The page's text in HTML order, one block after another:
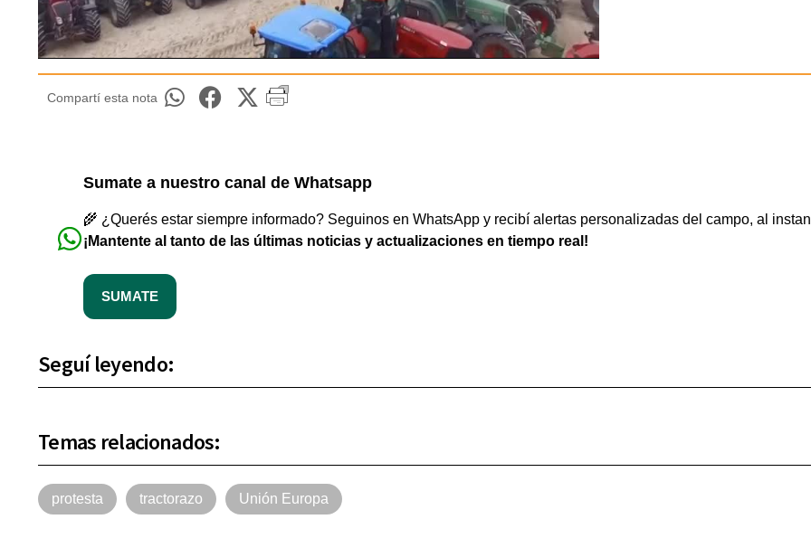
Compartí esta nota
Sumate a nuestro canal de Whatsapp
🌾 ¿Querés estar siempre informado? Seguinos en WhatsApp y recibí alertas personalizadas del campo, al
¡Mantente al tanto de las últimas noticias y actualizaciones en tiempo real!
SUMATE
Seguí leyendo:
Temas relacionados:
protesta tractorazo Unión Europa